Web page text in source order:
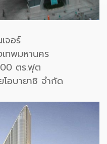
จอร์
ทพมหานคร
ตร.ฟุต
อบายาชิ จำกัด